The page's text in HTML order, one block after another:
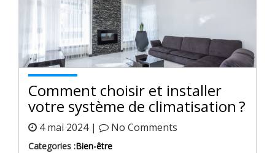
Comment choisir et installer
votre système de climatisation ?
4 mai 2024 | No Comments
Categories :Bien-être